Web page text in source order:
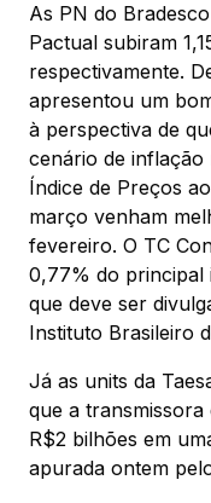
As PN do
Pactual subiram
respectivamente.
apresentou um
à perspectiva de
cenário de inflação
Índice de Preços
março venham
fevereiro. O TC
0,77% do principal
que deve ser
Instituto Brasileiro
Já as units da
que a
R$2 bilhões em
apurada ontem